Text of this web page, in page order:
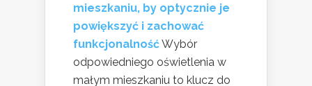
mieszkaniu, by optycznie je
powiększyć i zachować
funkcjonalnośćWybór
odpowiedniego oświetlenia w
małym mieszkaniu to klucz do